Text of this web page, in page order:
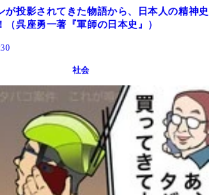
が投影されてきた物語から、日本人の精神史
（呉座勇一著『軍師の日本史』）
社会